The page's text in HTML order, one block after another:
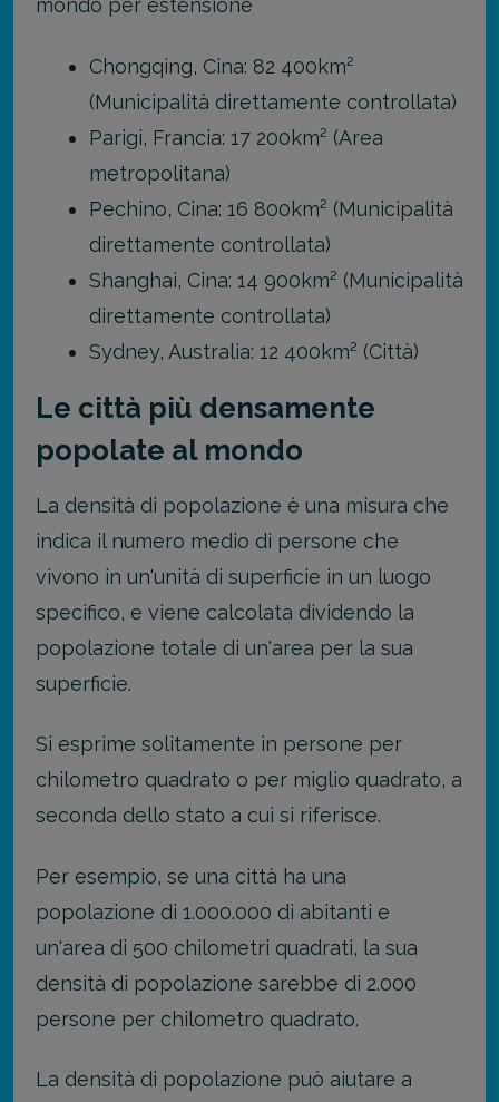
mondo per estensione
Chongqing, Cina: 82 400km²
(Municipalità direttamente controllata)
Parigi, Francia: 17 200km² (Area
metropolitana)
Pechino, Cina: 16 800km² (Municipalità
direttamente controllata)
Shanghai, Cina: 14 900km² (Municipalità
direttamente controllata)
Sydney, Australia: 12 400km² (Città)
Le città più densamente
popolate al mondo
La densità di popolazione è una misura che
indica il numero medio di persone che
vivono in un'unità di superficie in un luogo
specifico, e viene calcolata dividendo la
popolazione totale di un'area per la sua
superficie.
Si esprime solitamente in persone per
chilometro quadrato o per miglio quadrato, a
seconda dello stato a cui si riferisce.
Per esempio, se una città ha una
popolazione di 1.000.000 di abitanti e
un'area di 500 chilometri quadrati, la sua
densità di popolazione sarebbe di 2.000
persone per chilometro quadrato.
La densità di popolazione può aiutare a